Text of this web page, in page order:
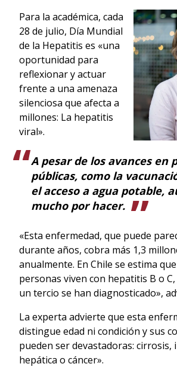
Para la académica, cada
28 de julio, Día Mundial
de la Hepatitis es «una
oportunidad para
reflexionar y actuar
frente a una amenaza
silenciosa que afecta a
millones: La hepatitis
viral».
A pesar de los avances en
públicas, como la
el acceso a agua potable,
mucho por hacer.
«Esta enfermedad, que puede
durante años, cobra más 1,3
anualmente. En Chile se estima
personas viven con hepatitis B o
un tercio se han diagnosticado»,
La experta advierte que esta
distingue edad ni condición y sus
pueden ser devastadoras: cirrosis,
hepática o cáncer».